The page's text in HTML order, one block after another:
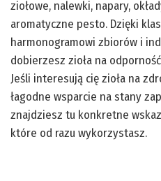
ziołowe, nalewki, napary,
aromatyczne pesto. Dzięki
harmonogramowi zbiorów i
dobierzesz zioła na
Jeśli interesują cię zioła na
łagodne wsparcie na stany
znajdziesz tu konkretne
które od razu wykorzystasz.